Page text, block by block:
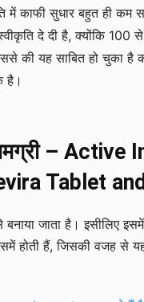
में काफी सुधार बहुत ही
दे दी है, क्योंकि 100
की यह साबित हो चुका
है।
– Active
Tablet
बनाया जाता है। इसीलिए
होती हैं, जिसकी वजह से